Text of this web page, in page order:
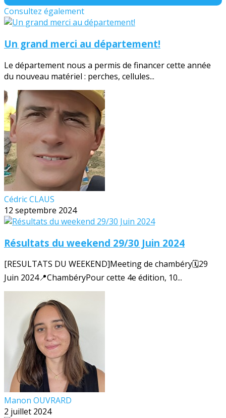
Consultez également
Un grand merci au département!
Le département nous a permis de financer cette année
du nouveau matériel : perches, cellules...
Cédric CLAUS
12 septembre 2024
Résultats du weekend 29/30 Juin 2024
[RESULTATS DU WEEKEND]Meeting de chambéry🗓️29
Juin 2024📍ChambéryPour cette 4e édition, 10...
Manon OUVRARD
2 juillet 2024